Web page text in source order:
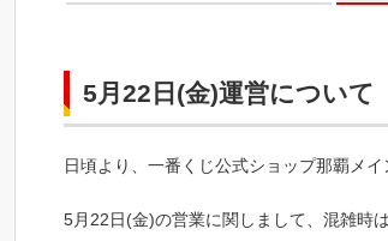
5月22日(金)運営について
日頃より、一番くじ公式ショップ那覇メ
5月22日(金)の営業に関しまして、混雑時